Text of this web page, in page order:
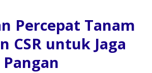
Percepat Tanam
CSR untuk Jaga